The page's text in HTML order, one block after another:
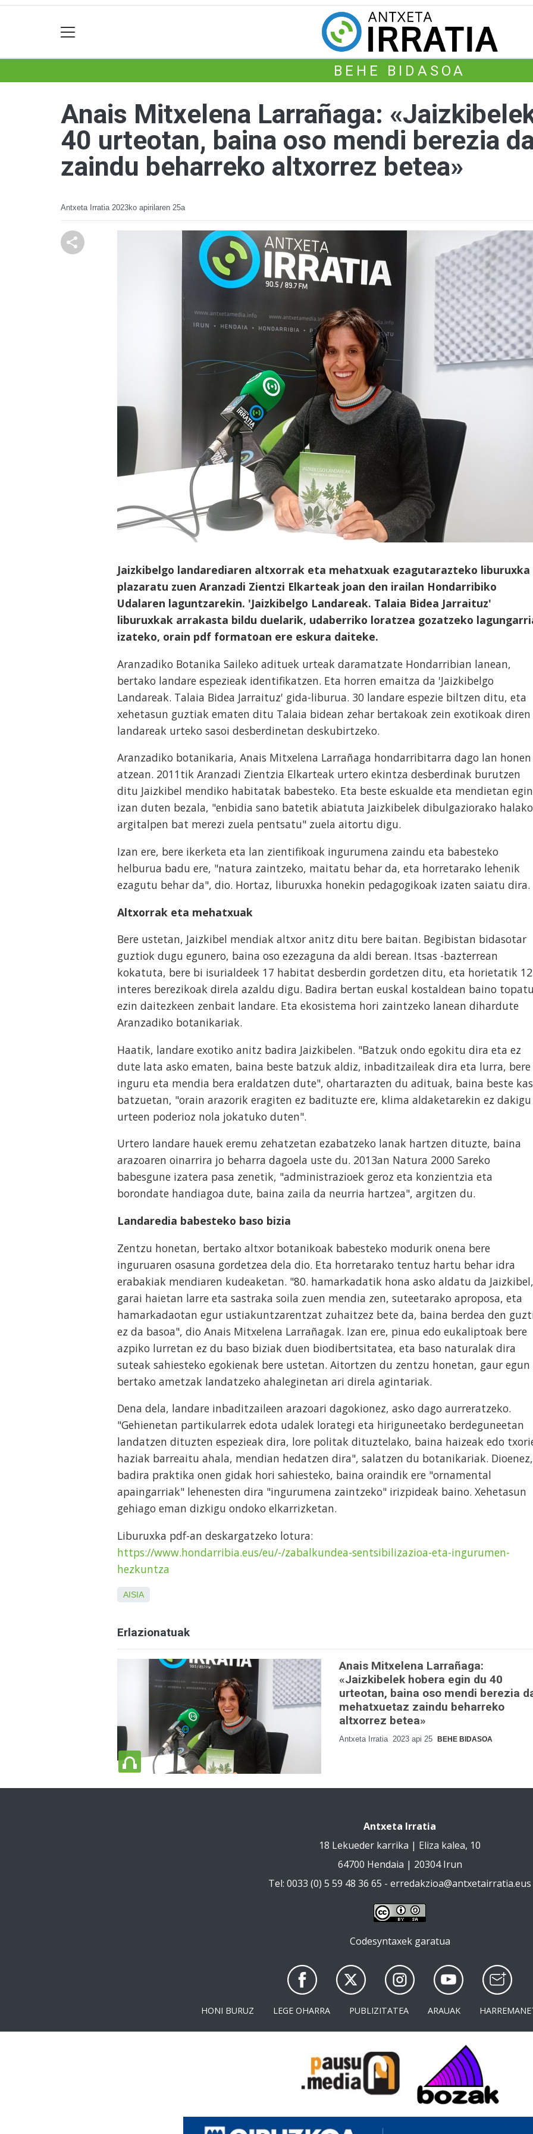
BEHE BIDASOA
Anais Mitxelena Larrañaga:
40 urteotan, baina oso mendi berezia
zaindu beharreko altxorrez betea»
Antxeta Irratia 2023ko apirilaren 25a
Jaizkibelgo landarediaren altxorrak eta mehatxuak ezagutarazteko liburuxka
plazaratu zuen Aranzadi Zientzi Elkarteak joan den irailan Hondarribiko
Udalaren laguntzarekin. 'Jaizkibelgo Landareak. Talaia Bidea Jarraituz'
liburuxkak arrakasta bildu duelarik, udaberriko loratzea gozatzeko
izateko, orain pdf formatoan ere eskura daiteke.
Aranzadiko Botanika Saileko adituek urteak daramatzate Hondarribian lanean,
bertako landare espezieak identifikatzen. Eta horren emaitza da 'Jaizkibelgo
Landareak. Talaia Bidea Jarraituz' gida-liburua. 30 landare espezie biltzen ditu, eta
xehetasun guztiak ematen ditu Talaia bidean zehar bertakoak zein exotikoak diren
landareak urteko sasoi desberdinetan deskubirtzeko.
Aranzadiko botanikaria, Anais Mitxelena Larrañaga hondarribitarra dago lan honen
atzean. 2011tik Aranzadi Zientzia Elkarteak urtero ekintza desberdinak burutzen
ditu Jaizkibel mendiko habitatak babesteko. Eta beste eskualde eta mendietan egin
izan duten bezala, "enbidia sano batetik abiatuta Jaizkibelek dibulgaziorako halako
argitalpen bat merezi zuela pentsatu" zuela aitortu digu.
Izan ere, bere ikerketa eta lan zientifikoak ingurumena zaindu eta babesteko
helburua badu ere, "natura zaintzeko, maitatu behar da, eta horretarako lehenik
ezagutu behar da", dio. Hortaz, liburuxka honekin pedagogikoak izaten saiatu dira.
Altxorrak eta mehatxuak
Bere ustetan, Jaizkibel mendiak altxor anitz ditu bere baitan. Begibistan bidasotar
guztiok dugu egunero, baina oso ezezaguna da aldi berean. Itsas -bazterrean
kokatuta, bere bi isurialdeek 17 habitat desberdin gordetzen ditu, eta horietatik 12
interes berezikoak direla azaldu digu. Badira bertan euskal kostaldean baino
ezin daitezkeen zenbait landare. Eta ekosistema hori zaintzeko lanean dihardute
Aranzadiko botanikariak.
Haatik, landare exotiko anitz badira Jaizkibelen. "Batzuk ondo egokitu dira eta ez
dute lata asko ematen, baina beste batzuk aldiz, inbaditzaileak dira eta lurra, bere
inguru eta mendia bera eraldatzen dute", ohartarazten du adituak, baina beste
batzuetan, "orain arazorik eragiten ez badituzte ere, klima aldaketarekin ez dakigu
urteen poderioz nola jokatuko duten".
Urtero landare hauek eremu zehatzetan ezabatzeko lanak hartzen dituzte, baina
arazoaren oinarrira jo beharra dagoela uste du. 2013an Natura 2000 Sareko
babesgune izatera pasa zenetik, "administrazioek geroz eta konzientzia eta
borondate handiagoa dute, baina zaila da neurria hartzea", argitzen du.
Landaredia babesteko baso bizia
Zentzu honetan, bertako altxor botanikoak babesteko modurik onena bere
inguruaren osasuna gordetzea dela dio. Eta horretarako tentuz hartu behar idra
erabakiak mendiaren kudeaketan. "80. hamarkadatik hona asko aldatu da Jaizkibel,
garai haietan larre eta sastraka soila zuen mendia zen, suteetarako aproposa, eta
hamarkadaotan egur ustiakuntzarentzat zuhaitzez bete da, baina berdea den
ez da basoa", dio Anais Mitxelena Larrañagak. Izan ere, pinua edo eukaliptoak bere
azpiko lurretan ez du baso biziak duen biodibertsitatea, eta baso naturalak dira
suteak sahiesteko egokienak bere ustetan. Aitortzen du zentzu honetan, gaur egun
bertako ametzak landatzeko ahaleginetan ari direla agintariak.
Dena dela, landare inbaditzaileen arazoari dagokionez, asko dago aurreratzeko.
"Gehienetan partikularrek edota udalek lorategi eta hiriguneetako berdeguneetan
landatzen dituzten espezieak dira, lore politak dituztelako, baina haizeak edo
haziak barreaitu ahala, mendian hedatzen dira", salatzen du botanikariak. Dioenez,
badira praktika onen gidak hori sahiesteko, baina oraindik ere "ornamental
apaingarriak" lehenesten dira "ingurumena zaintzeko" irizpideak baino. Xehetasun
gehiago eman dizkigu ondoko elkarrizketan.
Liburuxka pdf-an deskargatzeko lotura:
https://www.hondarribia.eus/eu/-/zabalkundea-sentsibilizazioa-eta-ingurumen-
hezkuntza
AISIA
Erlazionatuak
Anais Mitxelena Larrañaga:
«Jaizkibelek hobera egin du 40
urteotan, baina oso mendi berezia
mehatxuetaz zaindu beharreko
altxorrez betea»
Antxeta Irratia 2023 api 25 BEHE BIDASOA
Antxeta Irratia
18 Lekueder karrika | Eliza kalea, 10
64700 Hendaia | 20304 Irun
Tel: 0033 (0) 5 59 48 36 65 - erredakzioa@antxetairratia.eus
Codesyntaxek garatua
HONI BURUZ LEGE OHARRA PUBLIZITATEA ARAUAK